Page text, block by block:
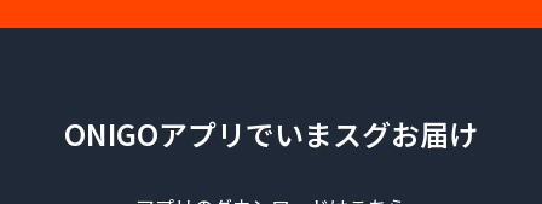
ONIGOアプリでいまスグお届け